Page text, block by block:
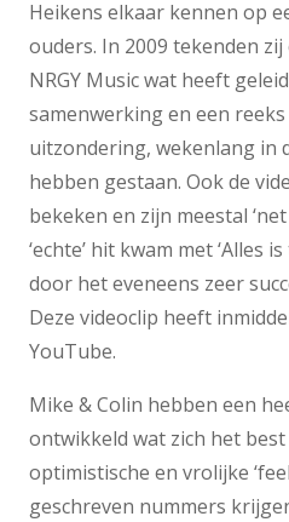
Heikens elkaar kennen op
ouders. In 2009 tekenden
NRGY Music wat heeft
samenwerking en een
uitzondering, wekenlang in
hebben gestaan. Ook de
bekeken en zijn meestal
‘echte’ hit kwam met ‘Alles
door het eveneens zeer
Deze videoclip heeft
YouTube.
Mike & Colin hebben een
ontwikkeld wat zich het
optimistische en vrolijke
geschreven nummers